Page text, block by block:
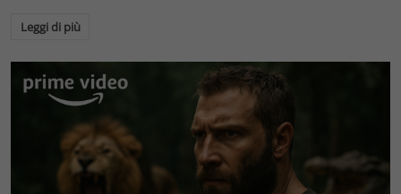
Leggi di più